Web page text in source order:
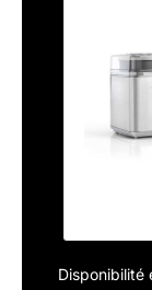
Disponibilité